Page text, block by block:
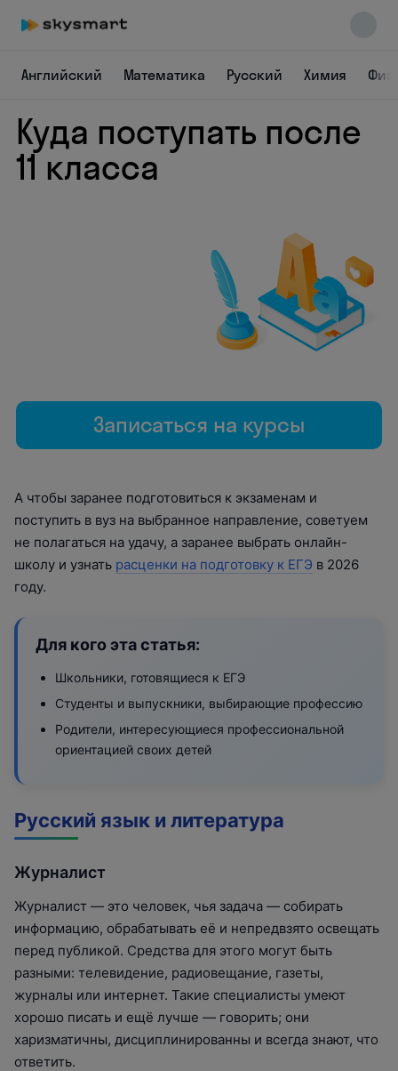
Английский Математика Русский Химия
Куда поступать после
11 класса
Записаться на курсы
А чтобы заранее подготовиться к экзаменам и
поступить в вуз на выбранное направление, советуем
не полагаться на удачу, а заранее выбрать онлайн-
школу и узнать расценки на подготовку к ЕГЭ в 2026
году.
Для кого эта статья:
Школьники, готовящиеся к ЕГЭ
Студенты и выпускники, выбирающие профессию
Родители, интересующиеся профессиональной
ориентацией своих детей
Русский язык и литература
Журналист
Журналист — это человек, чья задача — собирать
информацию, обрабатывать её и непредвзято освещать
перед публикой. Средства для этого могут быть
разными: телевидение, радиовещание, газеты,
журналы или интернет. Такие специалисты умеют
хорошо писать и ещё лучше — говорить; они
харизматичны, дисциплинированны и всегда знают, что
ответить.